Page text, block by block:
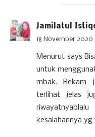
Jamilatul
18 November 2020
Menurut says
untuk
mbak. Rekam
terlihat jelas
kesalahannya